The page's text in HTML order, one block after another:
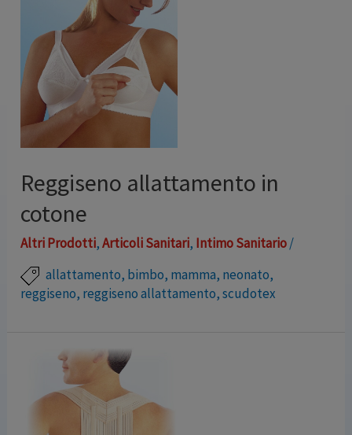
possibilità di taglie, vestibilità e materiali.
Reggiseno allattamento in
cotone
Altri Prodotti,Articoli Sanitari, Intimo Sanitario/
allattamento, bimbo, mamma, neonato,
reggiseno, reggiseno allattamento,scudotex
puro ed igienico cotone per facilitare l’allattamento
materno e per contenere e sostenere il seno senza
comprimerlo. Le eleganti cuciture, unitamente ad una
modellistica anatomica, assicurano alla donna che li